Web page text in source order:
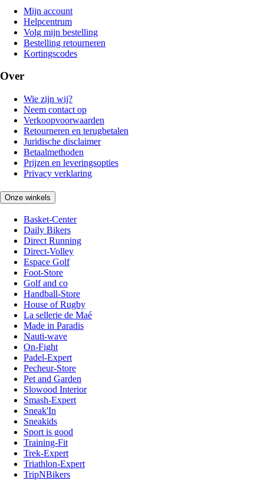
Mijn account
Helpcentrum
Volg mijn bestelling
Bestelling retourneren
Kortingscodes
Over
Wie zijn wij?
Neem contact op
Verkoopvoorwaarden
Retourneren en terugbetalen
Juridische disclaimer
Betaalmethoden
Prijzen en leveringsopties
Privacy verklaring
Onze winkels
Basket-Center
Daily Bikers
Direct Running
Direct-Volley
Espace Golf
Foot-Store
Golf and co
Handball-Store
House of Rugby
La sellerie de Maé
Made in Paradis
Nauti-wave
On-Fight
Padel-Expert
Pecheur-Store
Pet and Garden
Slowood Interior
Smash-Expert
Sneak'In
Sneakids
Sport is good
Training-Fit
Trek-Expert
Triathlon-Expert
TripNBikers